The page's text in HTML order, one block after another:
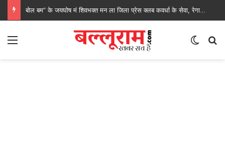
बोल बम” के जयघोष मं शिवभक्त मन ला जिला प्रेस क्लब कवर्धा के सेवा, रेगाखार चौक मं स्वल्पाहार पाय के गदगद होइस पदयात्री